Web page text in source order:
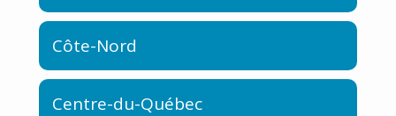
Côte-Nord
Centre-du-Québec